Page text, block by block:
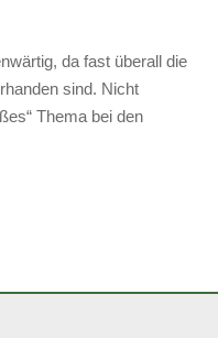
da fast überall die
sind. Nicht
Thema bei den